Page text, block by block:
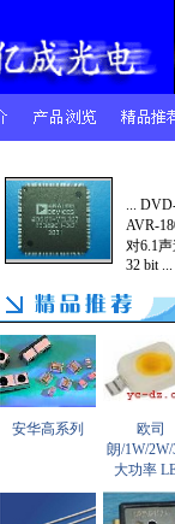
...
AVR-
对6.1
32 bit ...
安华高系列
欧司
朗/1W/2W/
大功率